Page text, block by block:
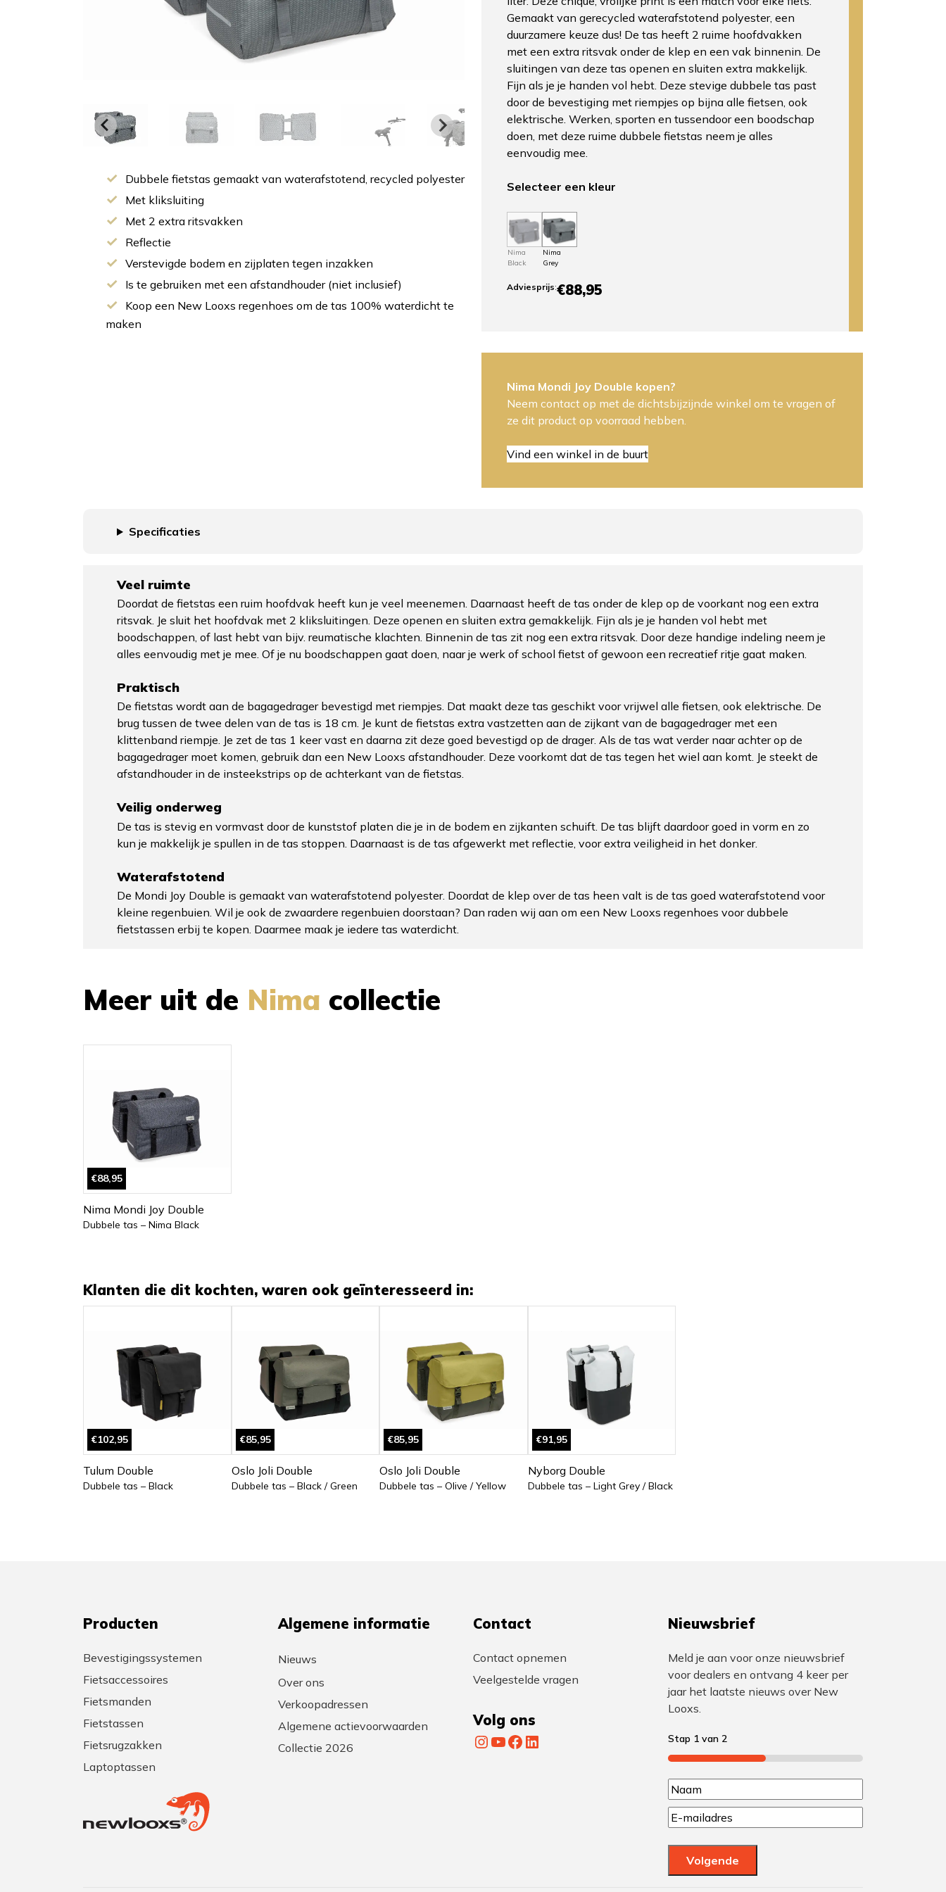
Dubbele fietstas gemaakt van waterafstotend, recycled polyester
Met kliksluiting
Met 2 extra ritsvakken
Reflectie
Verstevigde bodem en zijplaten tegen inzakken
Is te gebruiken met een afstandhouder (niet inclusief)
Koop een New Looxs regenhoes om de tas 100% waterdicht te
maken
Gemaakt van gerecycled waterafstotend polyester, een
duurzamere keuze dus! De tas heeft 2 ruime hoofdvakken
met een extra ritsvak onder de klep en een vak binnenin. De
sluitingen van deze tas openen en sluiten extra makkelijk.
Fijn als je je handen vol hebt. Deze stevige dubbele tas past
door de bevestiging met riempjes op bijna alle fietsen, ook
elektrische. Werken, sporten en tussendoor een boodschap
doen, met deze ruime dubbele fietstas neem je alles
eenvoudig mee.
Selecteer een kleur
Nima
Black
Nima
Grey
Adviesprijs:€88,95
Nima Mondi Joy Double kopen?
Neem contact op met de dichtsbijzijnde winkel om te vragen of
ze dit product op voorraad hebben.
Vind een winkel in de buurt
Specificaties
Veel ruimte
Doordat de fietstas een ruim hoofdvak heeft kun je veel meenemen. Daarnaast heeft de tas onder de klep op de voorkant nog een extra
ritsvak. Je sluit het hoofdvak met 2 kliksluitingen. Deze openen en sluiten extra gemakkelijk. Fijn als je je handen vol hebt met
boodschappen, of last hebt van bijv. reumatische klachten. Binnenin de tas zit nog een extra ritsvak. Door deze handige indeling neem je
alles eenvoudig met je mee. Of je nu boodschappen gaat doen, naar je werk of school fietst of gewoon een recreatief ritje gaat maken.
Praktisch
De fietstas wordt aan de bagagedrager bevestigd met riempjes. Dat maakt deze tas geschikt voor vrijwel alle fietsen, ook elektrische. De
brug tussen de twee delen van de tas is 18 cm. Je kunt de fietstas extra vastzetten aan de zijkant van de bagagedrager met een
klittenband riempje. Je zet de tas 1 keer vast en daarna zit deze goed bevestigd op de drager. Als de tas wat verder naar achter op de
bagagedrager moet komen, gebruik dan een New Looxs afstandhouder. Deze voorkomt dat de tas tegen het wiel aan komt. Je steekt de
afstandhouder in de insteekstrips op de achterkant van de fietstas.
Veilig onderweg
De tas is stevig en vormvast door de kunststof platen die je in de bodem en zijkanten schuift. De tas blijft daardoor goed in vorm en zo
kun je makkelijk je spullen in de tas stoppen. Daarnaast is de tas afgewerkt met reflectie, voor extra veiligheid in het donker.
Waterafstotend
De Mondi Joy Double is gemaakt van waterafstotend polyester. Doordat de klep over de tas heen valt is de tas goed waterafstotend voor
kleine regenbuien. Wil je ook de zwaardere regenbuien doorstaan? Dan raden wij aan om een New Looxs regenhoes voor dubbele
fietstassen erbij te kopen. Daarmee maak je iedere tas waterdicht.
Meer uit de Nima collectie
€88,95
Nima Mondi Joy Double
Dubbele tas – Nima Black
Klanten die dit kochten, waren ook geïnteresseerd in:
€102,95
Tulum Double
Dubbele tas – Black
€85,95
Oslo Joli Double
Dubbele tas – Black / Green
€85,95
Oslo Joli Double
Dubbele tas – Olive / Yellow
€91,95
Nyborg Double
Dubbele tas – Light Grey / Black
Producten
Bevestigingssystemen
Fietsaccessoires
Fietsmanden
Fietstassen
Fietsrugzakken
Laptoptassen
Algemene informatie
Nieuws
Over ons
Verkoopadressen
Algemene actievoorwaarden
Collectie 2026
Contact
Contact opnemen
Veelgestelde vragen
Volg ons
InstagramYouTube Facebook LinkedIn
Nieuwsbrief
Meld je aan voor onze nieuwsbrief
voor dealers en ontvang 4 keer per
jaar het laatste nieuws over New
Looxs.
Stap 1 van 2
50%
N
a
a
N
a
E
m
a
Volgende